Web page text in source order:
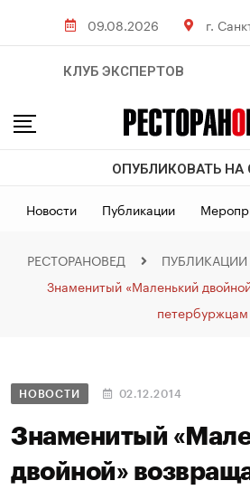
09.08.2026 г.
КЛУБ ЭКСПЕРТОВ
ОПУБЛИКОВАТЬ НА
Новости Публикации
РЕСТОРАНОВЕД ПУБЛИКАЦИИ
Знаменитый «Маленький
петербуржцам
НОВОСТИ 02.12.2014
Знаменитый
двойной»